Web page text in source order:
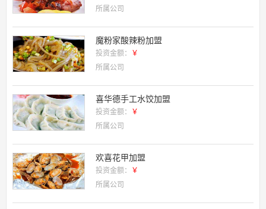
所属公司
魔粉家酸辣粉加盟
投资金额：
￥
所属公司
喜华德手工水饺加盟
投资金额：
￥
所属公司
欢喜花甲加盟
投资金额：
￥
所属公司